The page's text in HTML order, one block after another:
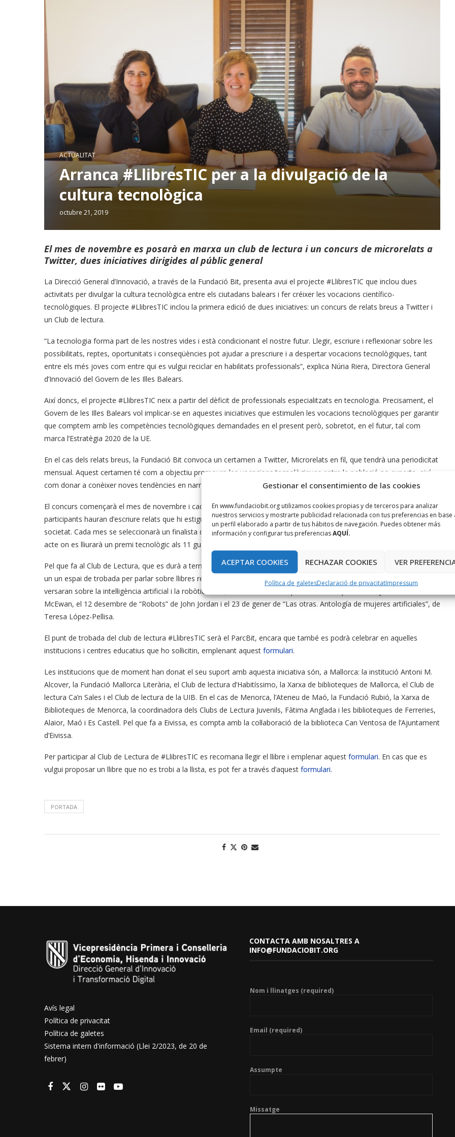
Gestionar el consentimiento de las cookies
En www.fundaciobit.org utilizamos cookies propias y de terceros para analizar
nuestros servicios y mostrarte publicidad relacionada con tus preferencias en base
un perfil elaborado a partir de tus hábitos de navegación. Puedes obtener más
información y configurar tus preferenciasAQUÍ.
ACEPTAR COOKIES RECHAZAR COOKIES VER
Política de galetesDeclaració de privacitatImpressum
ACTUALITAT
Arranca #LlibresTIC per a la divulgació de la
cultura tecnològica
octubre 21, 2019
El mes de novembre es posarà en marxa un club de lectura i un concurs de microrelats a
Twitter, dues iniciatives dirigides al públic general
La Direcció General d’Innovació, a través de la Fundació Bit, presenta avui el projecte #LlibresTIC que inclou dues
activitats per divulgar la cultura tecnològica entre els ciutadans balears i fer créixer les vocacions científico-
tecnològiques. El projecte #LlibresTIC inclou la primera edició de dues iniciatives: un concurs de relats breus a Twitter i
un Club de lectura.
“La tecnologia forma part de les nostres vides i està condicionant el nostre futur. Llegir, escriure i reflexionar sobre les
possibilitats, reptes, oportunitats i conseqüències pot ajudar a prescriure i a despertar vocacions tecnològiques, tant
entre els més joves com entre qui es vulgui reciclar en habilitats professionals”, explica Núria Riera, Directora General
d’Innovació del Govern de les Illes Balears.
Així doncs, el projecte #LlibresTIC neix a partir del dèficit de professionals especialitzats en tecnologia. Precisament, el
Govern de les Illes Balears vol implicar-se en aquestes iniciatives que estimulen les vocacions tecnològiques per garantir
que comptem amb les competències tecnològiques demandades en el present però, sobretot, en el futur, tal com
marca l’Estratègia 2020 de la UE.
En el cas dels relats breus, la Fundació Bit convoca un certamen a Twitter, Microrelats en fil, que tendrà una periodicitat
mensual. Aquest certamen té com a objectiu promoure les vocacions tecnològiques entre la població no experta, així
com donar a conèixer noves tendències en narrativa digital, com és el cas de la tuiteratura.
El concurs començarà el mes de novembre i cada mes es proposarà una temàtica tecnològica diferent, on en els
participants hauran d’escriure relats que hi estiguin relacionats, ja sigui en el desenvolupament com en l’impacte sobre la
societat. Cada mes se seleccionarà un finalista de cada categoria i tots els finalistes es trobaran el mes de juliol en un
acte on es lliurarà un premi tecnològic als 11 guanyadors. Es poden consultar les
Pel que fa al Club de Lectura, que es durà a terme entre novembre de 2019 fins a juny de 2020, la Fundació Bit crearà
un un espai de trobada per parlar sobre llibres relacionats amb la tecnologia. Els tres primers llibres que es comentaran
versaran sobre la intel·ligència artificial i la robòtica. Així, el 14 novembre es parlarà de “Màquines com jo” de Ian
McEwan, el 12 desembre de “Robots” de John Jordan i el 23 de gener de “Las otras. Antología de mujeres artificiales”, de
Teresa López-Pellisa.
El punt de trobada del club de lectura #LlibresTIC serà el ParcBit, encara que també es podrà celebrar en aquelles
institucions i centres educatius que ho sol·licitin, emplenant aquest formulari.
Les institucions que de moment han donat el seu suport amb aquesta iniciativa són, a Mallorca: la institució Antoni M.
Alcover, la Fundació Mallorca Literària, el Club de lectura d’Habitíssimo, la Xarxa de biblioteques de Mallorca, el Club de
lectura Ca’n Sales i el Club de lectura de la UIB. En el cas de Menorca, l’Ateneu de Maó, la Fundació Rubió, la Xarxa de
Biblioteques de Menorca, la coordinadora dels Clubs de Lectura Juvenils, Fàtima Anglada i les biblioteques de Ferreries,
Alaior, Maó i Es Castell. Pel que fa a Eivissa, es compta amb la col·laboració de la biblioteca Can Ventosa de l’Ajuntament
d’Eivissa.
Per participar al Club de Lectura de #LlibresTIC es recomana llegir el llibre i emplenar aquest formulari. En cas que es
vulgui proposar un llibre que no es trobi a la llista, es pot fer a través d’aquest formulari.
PORTADA
Avís legal
Política de privacitat
Política de galetes
Sistema intern d'informació (Llei 2/2023, de 20 de
febrer)
CONTACTA AMB NOSALTRES A
INFO@FUNDACIOBIT.ORG
Nom i llinatges (required)
Email (required)
Assumpte
Missatge